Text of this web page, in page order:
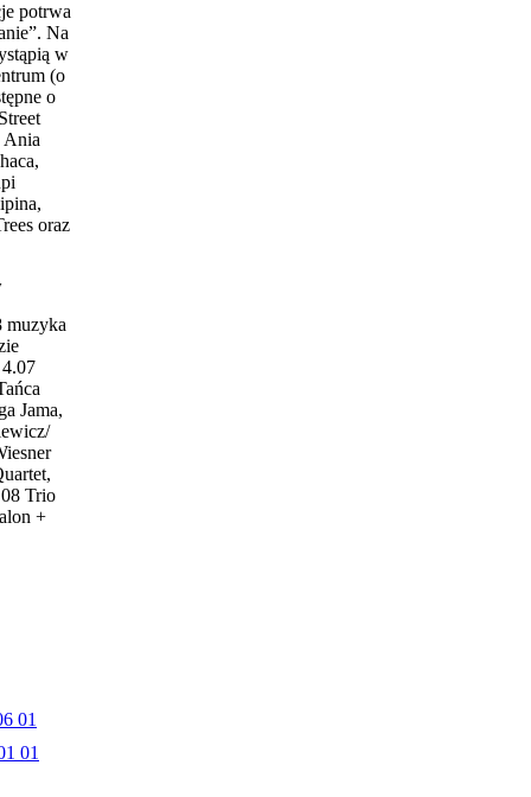
potrwa
Na
w
(o
o
Ania
oraz
muzyka
Jama,
Trio
+